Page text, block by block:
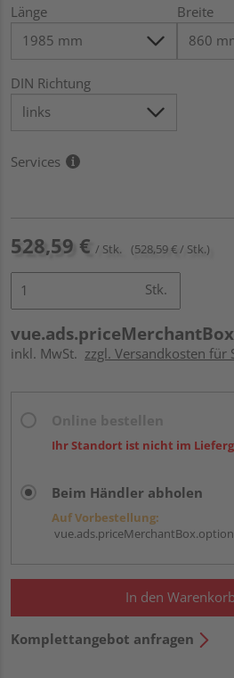
Länge Breite
DIN Richtung
Services
528,59 € / Stk. (528,59 € / Stk.)
Stk.
inkl. MwSt. zzgl. Versandkosten für
Ihr Standort ist nicht im
Beim Händler abholen
Auf Vorbestellung:
In den Warenkorb
Komplettangebot anfragen